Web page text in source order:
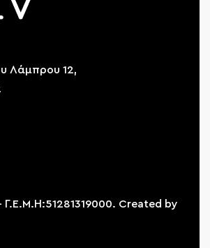
Λάμπρου 12,
Created by